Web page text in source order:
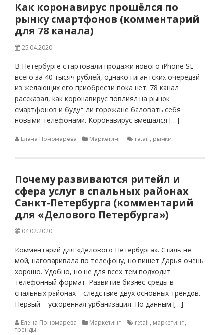
Как коронавирус прошёлся по
рынку смартфонов (комментарий
для 78 канала)
25.04.2020
В Петербурге стартовали продажи нового iPhone SE
всего за 40 тысяч рублей, однако гигантских очередей
из желающих его приобрести пока нет. 78 канал
рассказал, как коронавирус повлиял на рынок
смартфонов и будут ли горожане баловать себя
новыми телефонами. Коронавирус вмешался […]
Елена Пономарева Маркетинг retail , рынки
Почему развиваются ритейл и
сфера услуг в спальных районах
Санкт-Петербурга (комментарий
для «Делового Петербурга»)
04.02.2020
Комментарий для «Делового Петербурга». Стиль не
мой, наговаривала по телефону, но пишет Дарья очень
хорошо. Удобно, но не для всех тем подходит
телефонный формат. Развитие бизнес-среды в
спальных районах – следствие двух основных трендов.
Первый – ускоренная урбанизация. По данным […]
Елена Пономарева Маркетинг retail , маркетинг,
тренды